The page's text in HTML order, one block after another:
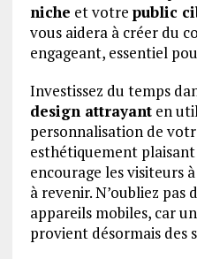
niche et votre public
vous aidera à créer du
engageant, essentiel
Investissez du temps
design attrayanten
personnalisation de
esthétiquement
encourage les visiteurs
à revenir. N’oubliez pas
appareils mobiles, car
provient désormais des